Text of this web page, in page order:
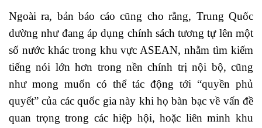
Ngoài ra, bản báo cáo cũng cho rằng, Trung Quốc
dường như đang áp dụng chính sách tương tự lên một
số nước khác trong khu vực ASEAN, nhằm tìm kiếm
tiếng nói lớn hơn trong nền chính trị nội bộ, cũng
như mong muốn có thể tác động tới “quyền phủ
quyết” của các quốc gia này khi họ bàn bạc về vấn đề
quan trọng trong các hiệp hội, hoặc liên minh khu